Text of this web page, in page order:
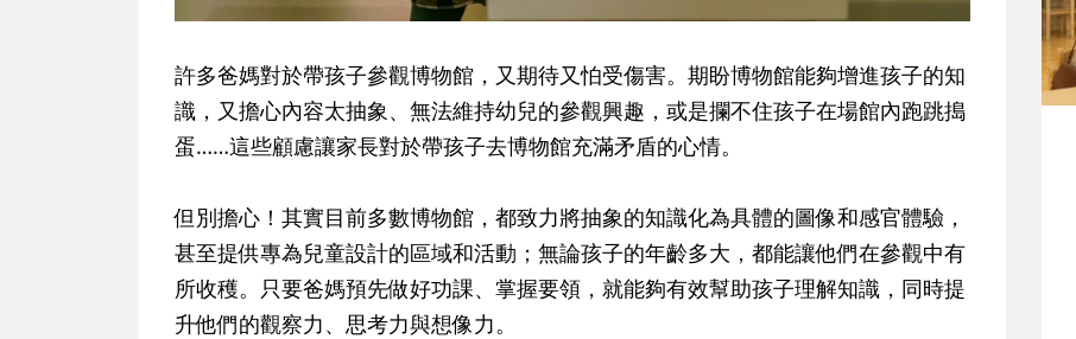
許多爸媽對於帶孩子參觀博物館，又期待又怕受傷害。期盼博物館能夠增進孩子的知
識，又擔心內容太抽象、無法維持幼兒的參觀興趣，或是攔不住孩子在場館內跑跳搗
蛋……這些顧慮讓家長對於帶孩子去博物館充滿矛盾的心情。
但別擔心！其實目前多數博物館，都致力將抽象的知識化為具體的圖像和感官體驗，
甚至提供專為兒童設計的區域和活動；無論孩子的年齡多大，都能讓他們在參觀中有
所收穫。只要爸媽預先做好功課、掌握要領，就能夠有效幫助孩子理解知識，同時提
升他們的觀察力、思考力與想像力。